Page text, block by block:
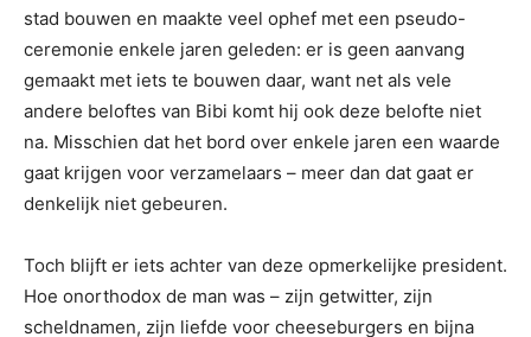
stad bouwen en maakte veel ophef met een pseudo-
ceremonie enkele jaren geleden: er is geen aanvang
gemaakt met iets te bouwen daar, want net als vele
andere beloftes van Bibi komt hij ook deze belofte niet
na. Misschien dat het bord over enkele jaren een waarde
gaat krijgen voor verzamelaars – meer dan dat gaat er
denkelijk niet gebeuren.
Toch blijft er iets achter van deze opmerkelijke president.
Hoe onorthodox de man was – zijn getwitter, zijn
scheldnamen, zijn liefde voor cheeseburgers en bijna